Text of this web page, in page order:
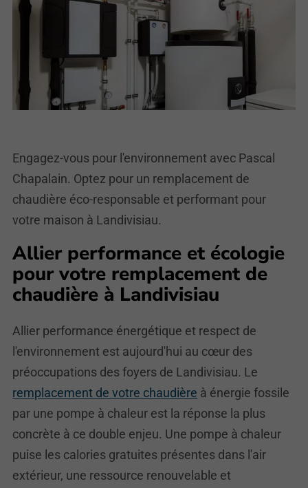
Engagez-vous pour l'environnement avec Pascal
Chapalain. Optez pour un remplacement de
chaudière éco-responsable et performant pour
votre maison à Landivisiau.
Allier performance et écologie
pour votre remplacement de
chaudière à Landivisiau
Allier performance énergétique et respect de
l'environnement est aujourd'hui au cœur des
préoccupations des foyers de Landivisiau. Le
remplacement de votre chaudière à énergie fossile
par une pompe à chaleur est la réponse la plus
concrète à ce double enjeu. Une pompe à chaleur
puise les calories gratuites présentes dans l'air
extérieur, une ressource renouvelable et